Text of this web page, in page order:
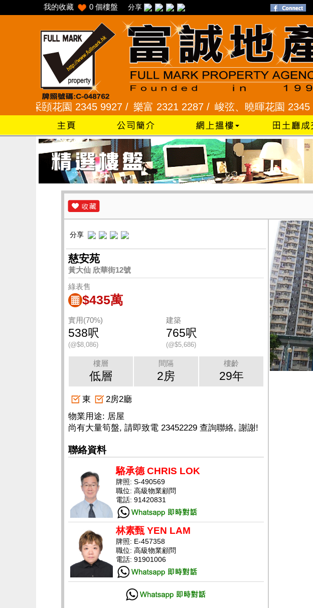
我的收藏 0 個樓盤 分享
頣花園 2345 9927 / 樂富 2321 2287 / 峻弦、曉暉花園 2345 1286 /
分享
慈安苑
黃大仙 欣華街12號
綠表售
$435萬
實用(70%)
538呎
(@$8,086)
建築
765呎
(@$5,686)
樓層
低層
間隔
2房
樓齡
29年
東
2房2廳
物業用途: 居屋
尚有大量筍盤, 請即致電 23452229 查詢聯絡, 謝謝!
聯絡資料
駱承德 CHRIS LOK
牌照: S-490569
職位: 高級物業顧問
電話: 91420831
林素甄 YEN LAM
牌照: E-457358
職位: 高級物業顧問
電話: 91901006